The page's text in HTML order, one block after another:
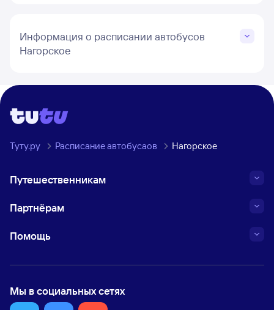
Информация о расписании автобусов
Нагорское
Туту.ру Расписание автобусаов Нагорское
Путешественникам
Партнёрам
Помощь
Мы в социальных сетях